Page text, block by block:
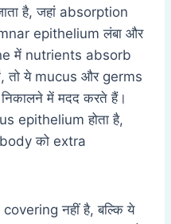
है, जहां absorption
epithelium लंबा और
में nutrients absorb
तो ये mucus और germs
में मदद करते हैं।
epithelium होता है,
body को extra
नहीं है, बल्कि ये